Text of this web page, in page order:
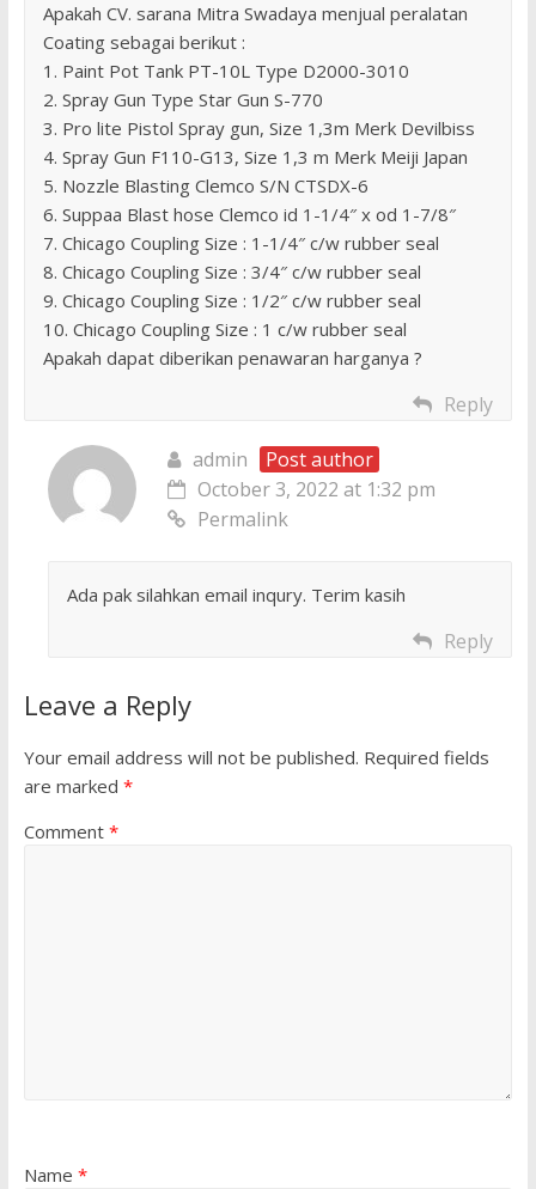
Apakah CV. sarana Mitra Swadaya menjual peralatan
Coating sebagai berikut :
1. Paint Pot Tank PT-10L Type D2000-3010
2. Spray Gun Type Star Gun S-770
3. Pro lite Pistol Spray gun, Size 1,3m Merk Devilbiss
4. Spray Gun F110-G13, Size 1,3 m Merk Meiji Japan
5. Nozzle Blasting Clemco S/N CTSDX-6
6. Suppaa Blast hose Clemco id 1-1/4″ x od 1-7/8″
7. Chicago Coupling Size : 1-1/4″ c/w rubber seal
8. Chicago Coupling Size : 3/4″ c/w rubber seal
9. Chicago Coupling Size : 1/2″ c/w rubber seal
10. Chicago Coupling Size : 1 c/w rubber seal
Apakah dapat diberikan penawaran harganya ?
Reply
admin
Post author
October 3, 2022 at 1:32 pm
Permalink
Ada pak silahkan email inqury. Terim kasih
Reply
Leave a Reply
Your email address will not be published. Required fields
are marked *
Comment *
Name *